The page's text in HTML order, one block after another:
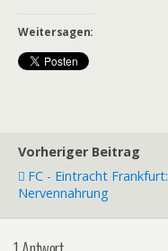
Weitersagen:
Vorheriger Beitrag
FC - Eintracht Frankfurt:
Nervennahrung